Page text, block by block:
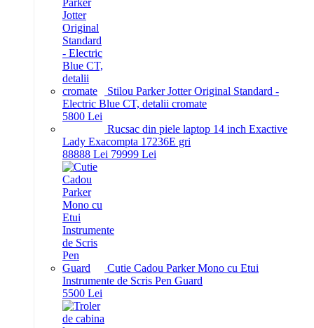
Stilou Parker Jotter Original Standard -
Electric Blue CT, detalii cromate
5800 Lei
Rucsac din piele laptop 14 inch Exactive
Lady Exacompta 17236E gri
88888 Lei 79999 Lei
Cutie Cadou Parker Mono cu Etui
Instrumente de Scris Pen Guard
5500 Lei